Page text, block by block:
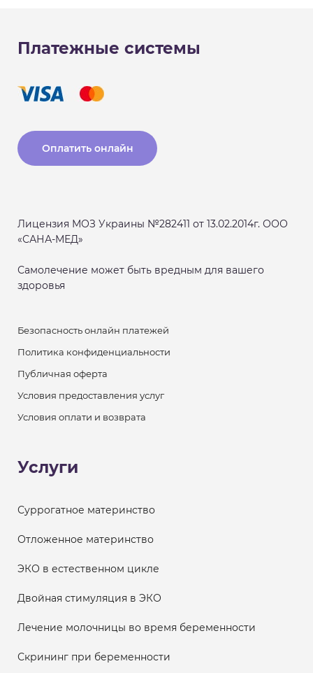
Платежные системы
Оплатить онлайн
Лицензия МОЗ Украины №282411 от 13.02.2014г. ООО
«САНА-МЕД»
Самолечение может быть вредным для вашего
здоровья
Безопасность онлайн платежей
Политика конфиденциальности
Публичная оферта
Условия предоставления услуг
Условия оплати и возврата
Услуги
Суррогатное материнство
Отложенное материнство
ЭКО в естественном цикле
Двойная стимуляция в ЭКО
Лечение молочницы во время беременности
Скрининг при беременности